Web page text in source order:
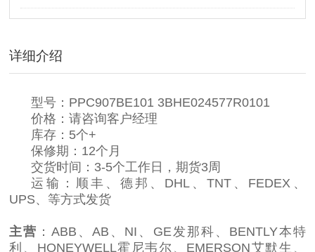
详细介绍
型号：PPC907BE101 3BHE024577R0101
价格：请咨询客户经理
库存：5个+
保修期：12个月
交货时间：3-5个工作日，期货3周
运输：顺丰、德邦、DHL、TNT、FEDEX、
UPS、等方式发货
主营 ：ABB、AB、NI、GE发那科、BENTLY本特
利、HONEYWELL霍尼韦尔、EMERSON艾默生、